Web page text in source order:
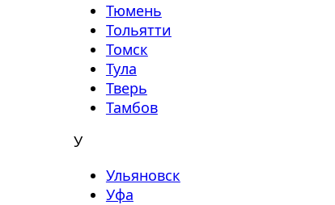
Тюмень
Тольятти
Томск
Тула
Тверь
Тамбов
У
Ульяновск
Уфа